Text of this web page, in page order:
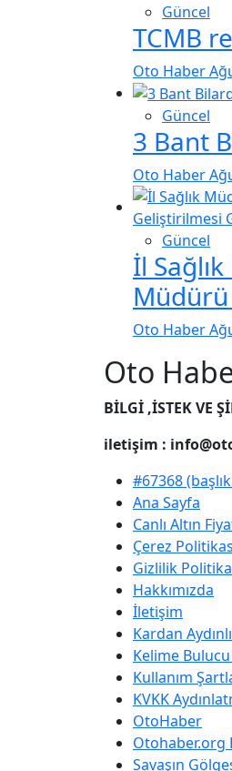
Güncel
TCMB
Oto Haber
Güncel
3 Bant
Oto Haber
Güncel
İl
Müdürü
Oto Haber
Oto
BİLGİ ,İSTEK VE
iletişim :
#67368
Ana Sayfa
Canlı Altın
Çerez
Gizlilik
Hakkımızda
İletişim
Kardan
Kelime
Kullanım
KVKK
OtoHaber
Otohaber.org
Savaşın